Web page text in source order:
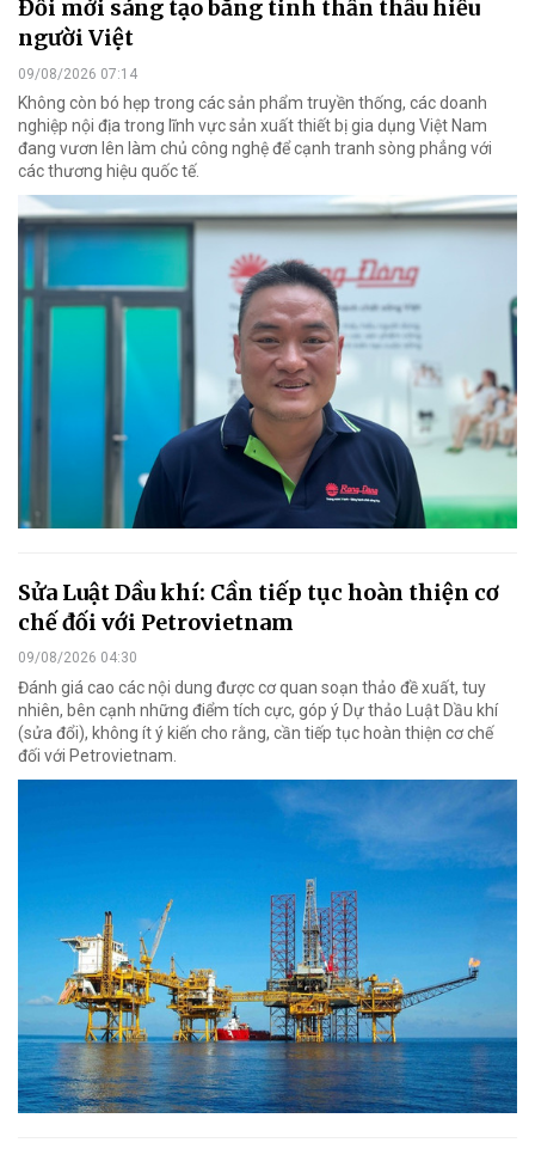
Đổi mới sáng tạo bằng tinh thần thấu hiểu
người Việt
09/08/2026 07:14
Không còn bó hẹp trong các sản phẩm truyền thống, các doanh
nghiệp nội địa trong lĩnh vực sản xuất thiết bị gia dụng Việt Nam
đang vươn lên làm chủ công nghệ để cạnh tranh sòng phẳng với
các thương hiệu quốc tế.
Sửa Luật Dầu khí: Cần tiếp tục hoàn thiện cơ
chế đối với Petrovietnam
09/08/2026 04:30
Đánh giá cao các nội dung được cơ quan soạn thảo đề xuất, tuy
nhiên, bên cạnh những điểm tích cực, góp ý Dự thảo Luật Dầu khí
(sửa đổi), không ít ý kiến cho rằng, cần tiếp tục hoàn thiện cơ chế
đối với Petrovietnam.